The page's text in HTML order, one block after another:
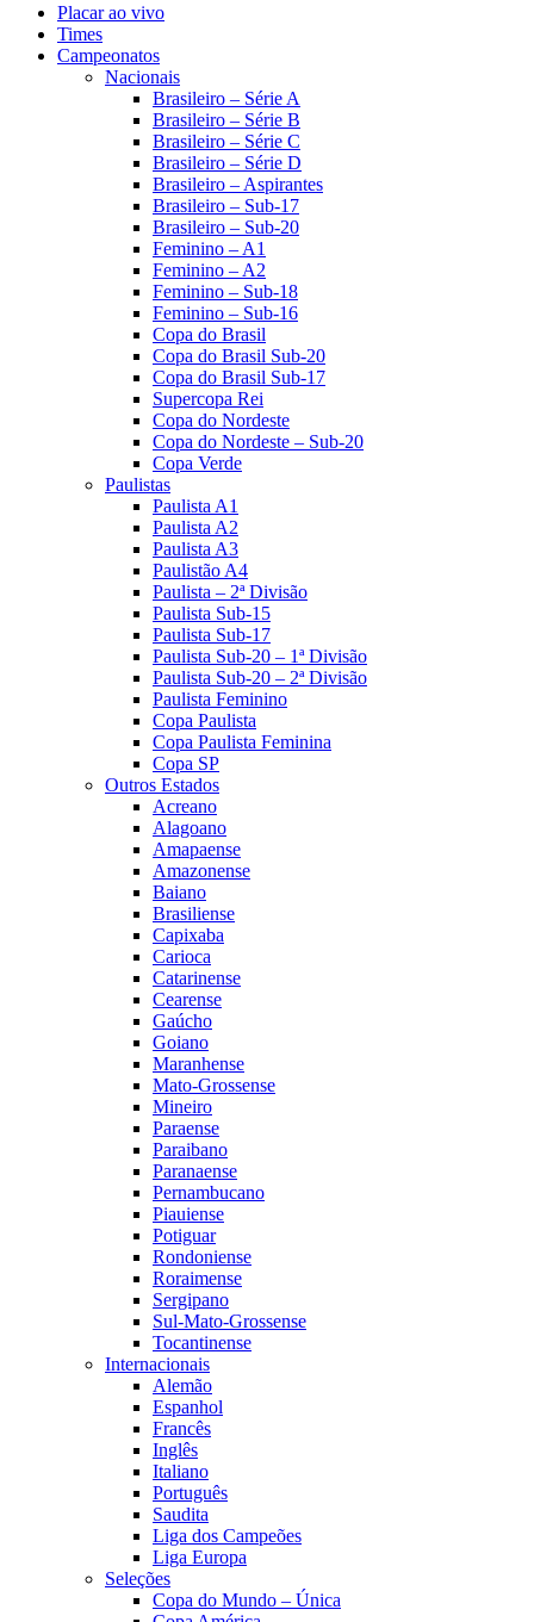
Placar ao vivo
Times
Campeonatos
Nacionais
Brasileiro – Série A
Brasileiro – Série B
Brasileiro – Série C
Brasileiro – Série D
Brasileiro – Aspirantes
Brasileiro – Sub-17
Brasileiro – Sub-20
Feminino – A1
Feminino – A2
Feminino – Sub-18
Feminino – Sub-16
Copa do Brasil
Copa do Brasil Sub-20
Copa do Brasil Sub-17
Supercopa Rei
Copa do Nordeste
Copa do Nordeste – Sub-20
Copa Verde
Paulistas
Paulista A1
Paulista A2
Paulista A3
Paulistão A4
Paulista – 2ª Divisão
Paulista Sub-15
Paulista Sub-17
Paulista Sub-20 – 1ª Divisão
Paulista Sub-20 – 2ª Divisão
Paulista Feminino
Copa Paulista
Copa Paulista Feminina
Copa SP
Outros Estados
Acreano
Alagoano
Amapaense
Amazonense
Baiano
Brasiliense
Capixaba
Carioca
Catarinense
Cearense
Gaúcho
Goiano
Maranhense
Mato-Grossense
Mineiro
Paraense
Paraibano
Paranaense
Pernambucano
Piauiense
Potiguar
Rondoniense
Roraimense
Sergipano
Sul-Mato-Grossense
Tocantinense
Internacionais
Alemão
Espanhol
Francês
Inglês
Italiano
Português
Saudita
Liga dos Campeões
Liga Europa
Seleções
Copa do Mundo – Única